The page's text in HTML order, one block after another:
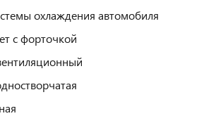
охлаждения автомобиля
с форточкой